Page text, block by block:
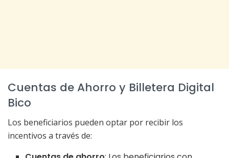
Cuentas de Ahorro y Billetera Digital
Bico
Los beneficiarios pueden optar por recibir los
incentivos a través de: